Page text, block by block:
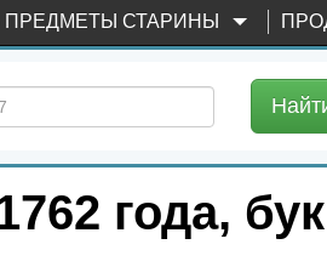
ПРЕДМЕТЫ СТАРИНЫ
года,